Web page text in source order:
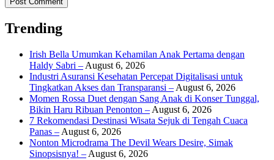
Trending
Irish Bella Umumkan Kehamilan Anak Pertama dengan
Haldy Sabri – August 6, 2026
Industri Asuransi Kesehatan Percepat Digitalisasi untuk
Tingkatkan Akses dan Transparansi – August 6, 2026
Momen Rossa Duet dengan Sang Anak di Konser Tunggal,
Bikin Haru Ribuan Penonton – August 6, 2026
7 Rekomendasi Destinasi Wisata Sejuk di Tengah Cuaca
Panas – August 6, 2026
Nonton Microdrama The Devil Wears Desire, Simak
Sinopsisnya! – August 6, 2026